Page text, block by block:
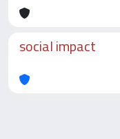
social impact